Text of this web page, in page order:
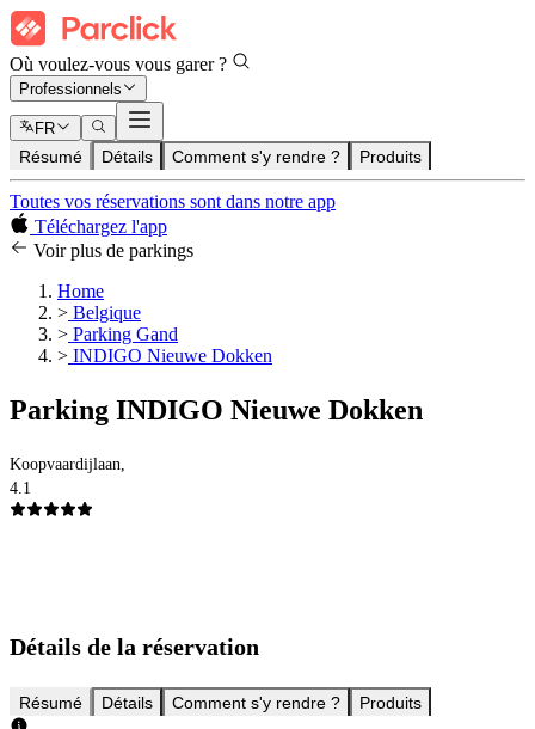
Où voulez-vous vous garer ?
Professionnels
FR
Résumé Détails Comment s'y rendre ? Produits
Toutes vos réservations sont dans notre app
Téléchargez l'app
Voir plus de parkings
Home
> Belgique
> Parking Gand
> INDIGO Nieuwe Dokken
Parking INDIGO Nieuwe Dokken
Koopvaardijlaan,
4.1
Détails de la réservation
Résumé Détails Comment s'y rendre ? Produits